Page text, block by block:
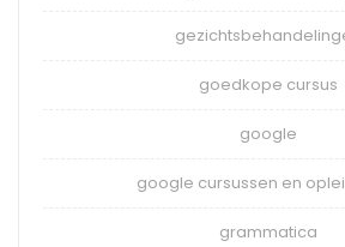
goedkope cursus
google
google cursussen en
grammatica